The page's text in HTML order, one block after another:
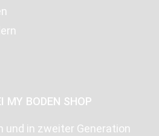
MY BODEN SHOP
und in zweiter Generation